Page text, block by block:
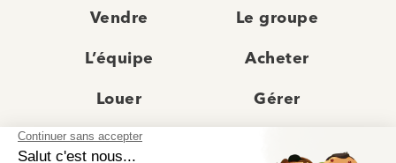
Vendre Le groupe
L’équipe Acheter
Louer Gérer
Actualités